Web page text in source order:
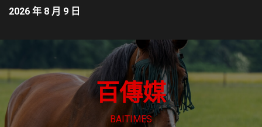
2026 年 8 月 9 日
百傳媒
BAITIMES